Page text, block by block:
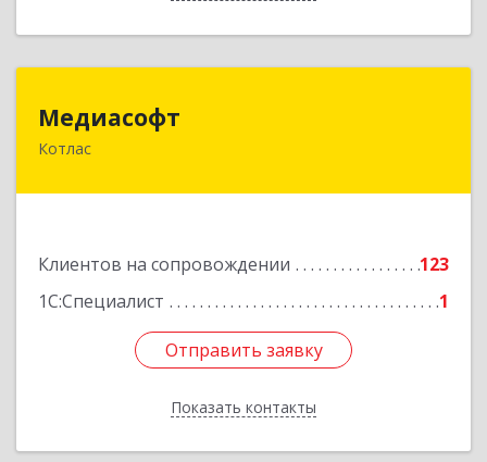
Медиасофт
Котлас
Клиентов на сопровождении
123
1С:Специалист
1
Отправить заявку
Показать контакты
Отправить заявку
Назад